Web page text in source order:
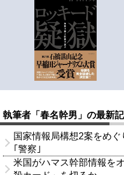
執筆者「春名幹男」の最新
国家情報局構想2案をめ
｢警察｣
米国がハマス幹部情報を